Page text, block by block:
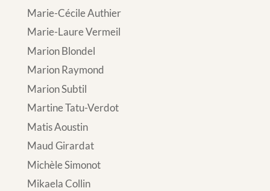
Marie-Cécile Authier
Marie-Laure Vermeil
Marion Blondel
Marion Raymond
Marion Subtil
Martine Tatu-Verdot
Matis Aoustin
Maud Girardat
Michèle Simonot
Mikaela Collin